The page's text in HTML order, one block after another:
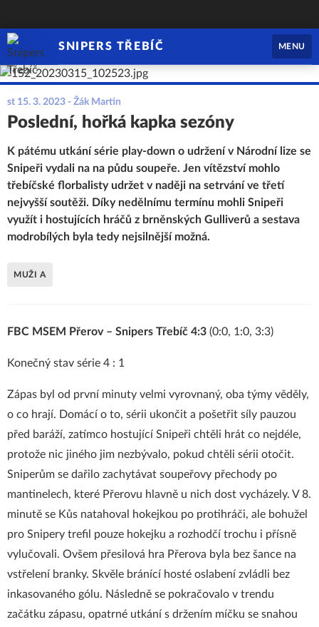
SNIPERS TŘEBÍČ MENU
st 15. 3. 2023 - Žák Martin
Poslední, hořká kapka sezóny
K pátému utkání série play-down o udržení v Národní lize se
Snipeři vydali na na půdu soupeře. Jen vítězství mohlo
třebíčské florbalisty udržet v naději na setrvání ve třetí
nejvyšší soutěži. Díky nedělnímu termínu mohli Snipeři
využít i hostujících hráčů z brněnských Gulliverů a sestava
modrobílých byla tedy nejsilnější možná.
MUŽI A
FBC MSEM Přerov – Snipers Třebíč 4:3 (0:0, 1:0, 3:3)
Konečný stav série 4 : 1
Zápas byl od první minuty velmi vyrovnaný, oba týmy věděly,
o co hrají. Domácí o to, sérii ukončit a pošetřit síly pauzou
před baráží, zatímco hostující Snipeři chtěli hrát co nejdéle,
protože nic jiného jim nezbývalo, pokud chtěli sérii otočit.
Sniperům se dařilo zachytávat soupeřovy přechody po
mantinelech, které Přerovu hlavně u nich dost vycházely. V 8.
minutě se Kůs natahoval hokejkou po protihráči, ale bohužel
pro Snipery trefil pouze hokejku a rozhodčí trochu i přísně
vylučovali. Ovšem přesilová hra Přerova byla bez šance na
vstřelení branky. Skvěle bránící hosté oslabení zvládli bez
inkasovaného gólu. Následně se pokračovalo v trendu
začátku zápasu, opatrné utkání s držením míčku se snahou